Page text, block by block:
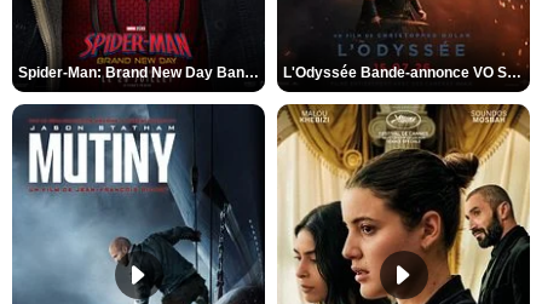
Spider-Man: Brand New Day Bande-annonce VO STFR L'Odyssée Bande-annonce VO STFR